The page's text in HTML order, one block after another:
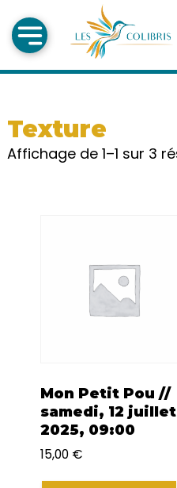
Texture
Affichage de 1–1 sur 3
Mon Petit Pou //
samedi, 12 juillet
2025, 09:00
15,00 €